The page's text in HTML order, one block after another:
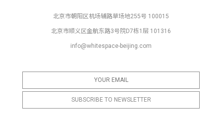
北京市朝阳区机场辅路草场地255号 100015
北京市顺义区金航东路3号院D7栋1层 101316
info@whitespace-beijing.com